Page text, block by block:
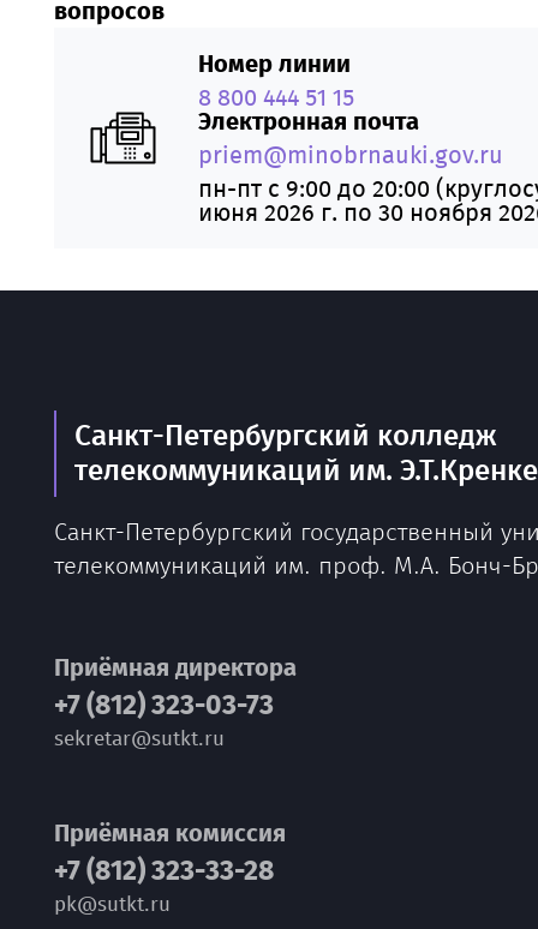
вопросов
Номер линии
8 800 444 51 15
Электронная почта
priem@minobrnauki.gov.ru
пн-пт с 9:00 до 20:00
июня 2026 г. по 30 ноября
Санкт-Петербургский колледж
телекоммуникаций им.
Санкт-Петербургский государственный
телекоммуникаций им. проф. М.А. Бонч-
Приёмная директора
+7 (812) 323-03-73
sekretar@sutkt.ru
Приёмная комиссия
+7 (812) 323-33-28
pk@sutkt.ru